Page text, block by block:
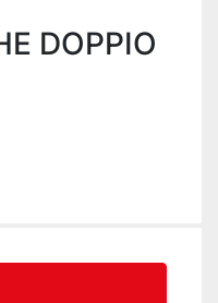
DOPPIO